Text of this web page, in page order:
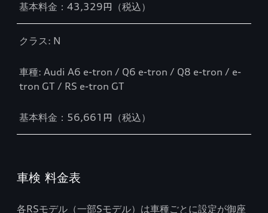
基本料金：43,329円（税込）
クラス: N
車種: Audi A6 e-tron / Q6 e-tron / Q8 e-tron / e-
tron GT / RS e-tron GT
基本料金：56,661円（税込）
車検 料金表
各RSモデル（一部Sモデル）は車種ごとに設定が御座